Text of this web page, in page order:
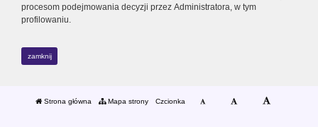
procesom podejmowania decyzji przez Administratora, w tym
profilowaniu.
zamknij
Strona główna Mapa strony Czcionka